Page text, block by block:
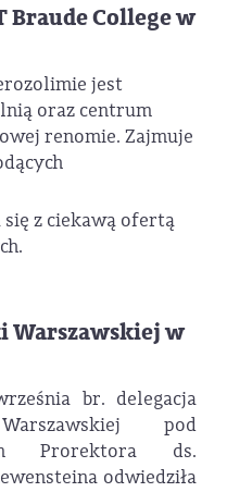
College w
jest
oraz centrum
renomie. Zajmuje
się z ciekawą ofertą
Warszawskiej w
br. delegacja
pod
Prorektora ds.
odwiedziła